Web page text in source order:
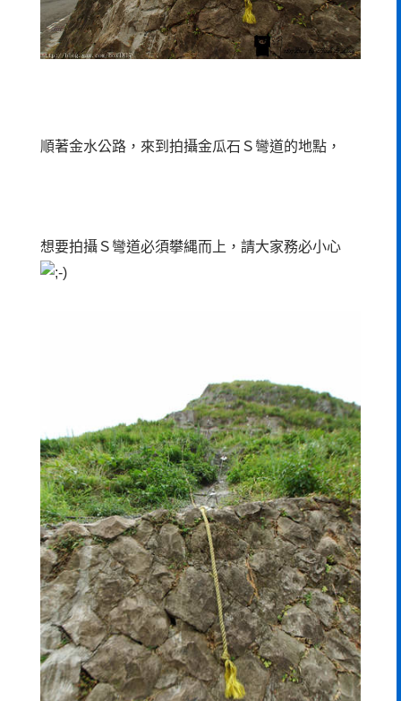
順著金水公路，來到拍攝金瓜石Ｓ彎道的地點，
想要拍攝Ｓ彎道必須攀縄而上，請大家務必小心